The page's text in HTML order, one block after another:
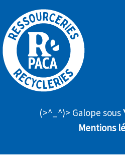
(>^_^)> Galope sous
Mentions